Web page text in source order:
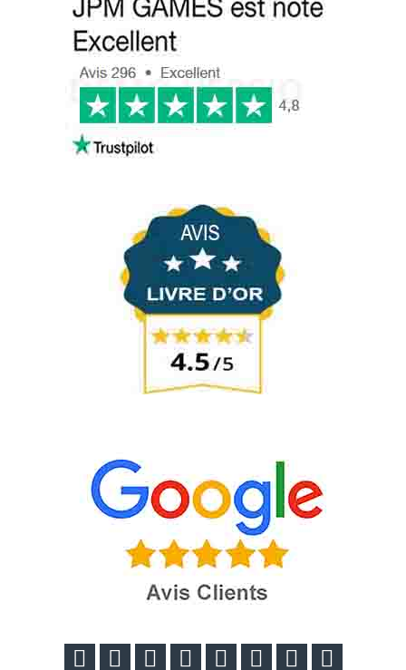
       